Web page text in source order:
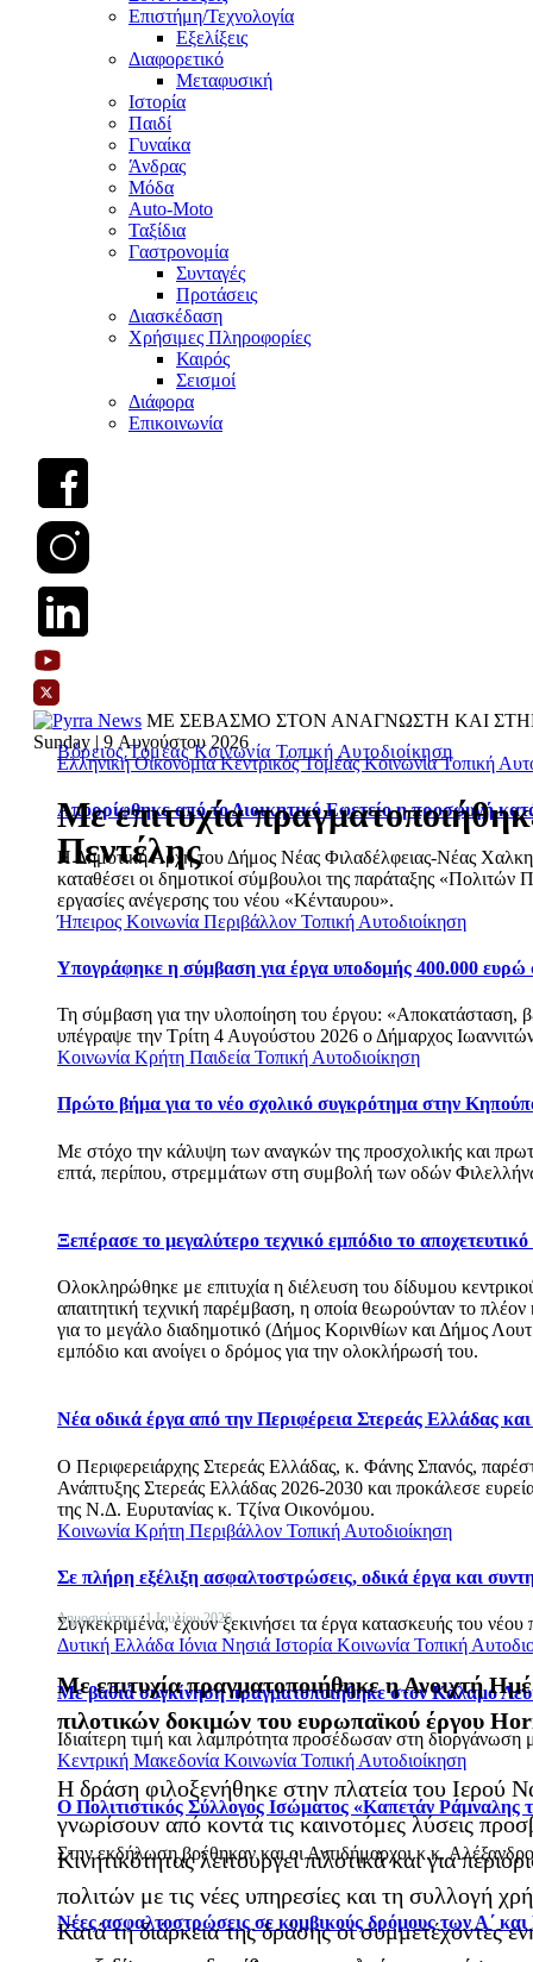
Επιστήμη/Τεχνολογία
Εξελίξεις
Διαφορετικό
Μεταφυσική
Ιστορία
Παιδί
Γυναίκα
Άνδρας
Μόδα
Auto-Moto
Ταξίδια
Γαστρονομία
Συνταγές
Προτάσεις
Διασκέδαση
Χρήσιμες Πληροφορίες
Καιρός
Σεισμοί
Διάφορα
Επικοινωνία
ΜΕ ΣΕΒΑΣΜΟ ΣΤΟΝ ΑΝΑΓΝΩΣΤΗ ΚΑΙ
Sunday | 9 Αυγούστου 2026
Ελληνική ΟικονομίαΚεντρικός ΤομέαςΚοινωνίαΤοπική
Απορρίφθηκε από το Διοικητικό Εφετείο η προσφυγή
Η Δημοτική Αρχή του Δήμος Νέας Φιλαδέλφειας-Νέας
καταθέσει οι δημοτικοί σύμβουλοι της παράταξης
εργασίες ανέγερσης του νέου «Κένταυρου».
Ήπειρος Κοινωνία Περιβάλλον Τοπική Αυτοδιοίκηση
Υπογράφηκε η σύμβαση για έργα υποδομής 400.000
Τη σύμβαση για την υλοποίηση του έργου:
υπέγραψε την Τρίτη 4 Αυγούστου 2026 ο Δήμαρχος
Κοινωνία Κρήτη Παιδεία Τοπική Αυτοδιοίκηση
Πρώτο βήμα για το νέο σχολικό συγκρότημα στην
Με στόχο την κάλυψη των αναγκών της προσχολικής και
επτά, περίπου, στρεμμάτων στη συμβολή των οδών
Ξεπέρασε το μεγαλύτερο τεχνικό εμπόδιο το
Ολοκληρώθηκε με επιτυχία η διέλευση του δίδυμου
απαιτητική τεχνική παρέμβαση, η οποία θεωρούνταν το
για το μεγάλο διαδημοτικό (Δήμος Κορινθίων και Δήμος
εμπόδιο και ανοίγει ο δρόμος για την ολοκλήρωσή του.
Νέα οδικά έργα από την Περιφέρεια Στερεάς Ελλάδας
Ο Περιφερειάρχης Στερεάς Ελλάδας, κ. Φάνης Σπανός,
Ανάπτυξης Στερεάς Ελλάδας 2026-2030 και προκάλεσε
της Ν.Δ. Ευρυτανίας κ. Τζίνα Οικονόμου.
Κοινωνία Κρήτη Περιβάλλον Τοπική Αυτοδιοίκηση
Σε πλήρη εξέλιξη ασφαλτοστρώσεις, οδικά έργα και
Συγκεκριμένα, έχουν ξεκινήσει τα έργα κατασκευής του
Δυτική Ελλάδα Ιόνια Νησιά Ιστορία Κοινωνία Τοπική
Με βαθιά συγκίνηση πραγματοποιήθηκε στον Κάλαμο
Ιδιαίτερη τιμή και λαμπρότητα προσέδωσαν στη διοργάνωση
Κεντρική Μακεδονία Κοινωνία Τοπική Αυτοδιοίκηση
Ο Πολιτιστικός Σύλλογος Ισώματος «Καπετάν Ράμναλης
Στην εκδήλωση βρέθηκαν και οι Αντιδήμαρχοι κ.κ.
Νέες ασφαλτοστρώσεις σε κομβικούς δρόμους των Α΄
Βόρειος ΤομέαςΚοινωνία Τοπική Αυτοδιοίκηση
Με επιτυχία
Πεντέλης
Δημοσιεύτηκε: 1 Ιουλίου 2026
Με επιτυχία πραγματοποιήθηκε η Ανοιχτή
πιλοτικών δοκιμών του ευρωπαϊκού έργου
Η δράση φιλοξενήθηκε στην πλατεία του Ιερού
γνωρίσουν από κοντά τις καινοτόμες λύσεις
Κινητικότητας λειτουργεί πιλοτικά και για
πολιτών με τις νέες υπηρεσίες και τη συλλογή
Κατά τη διάρκεια της δράσης οι συμμετέχοντες